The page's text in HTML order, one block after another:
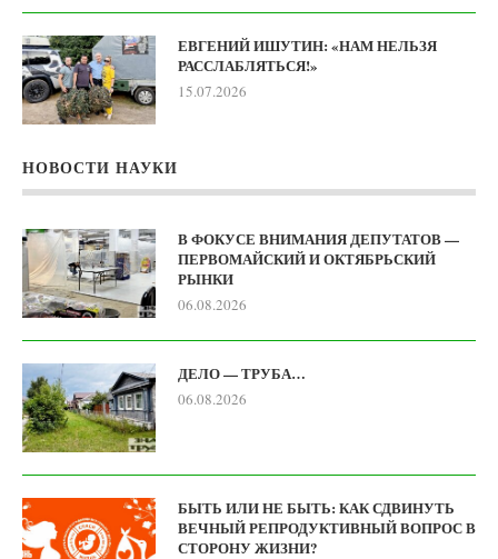
ЕВГЕНИЙ ИШУТИН: «НАМ НЕЛЬЗЯ
РАССЛАБЛЯТЬСЯ!»
15.07.2026
НОВОСТИ НАУКИ
В ФОКУСЕ ВНИМАНИЯ ДЕПУТАТОВ —
ПЕРВОМАЙСКИЙ И ОКТЯБРЬСКИЙ
РЫНКИ
06.08.2026
ДЕЛО — ТРУБА…
06.08.2026
БЫТЬ ИЛИ НЕ БЫТЬ: КАК СДВИНУТЬ
ВЕЧНЫЙ РЕПРОДУКТИВНЫЙ ВОПРОС В
СТОРОНУ ЖИЗНИ?